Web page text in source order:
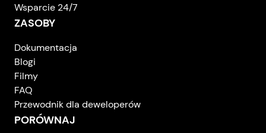
Wsparcie 24/7
ZASOBY
Dokumentacja
Blogi
Filmy
FAQ
Przewodnik dla deweloperów
PORÓWNAJ